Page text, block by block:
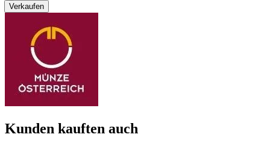
Verkaufen
Kunden kauften auch